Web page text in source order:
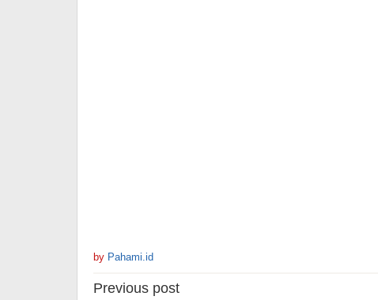
by Pahami.id
Post
Previous post